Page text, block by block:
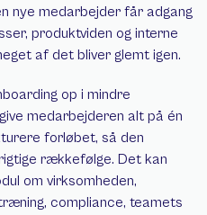
nye medarbejder får adgang
produktviden og interne
af det bliver glemt igen.
op i mindre
medarbejderen alt på én
forløbet, så den
rækkefølge. Det kan
om virksomheden,
compliance, teamets